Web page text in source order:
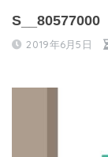
S__80577000
2019年6月5日